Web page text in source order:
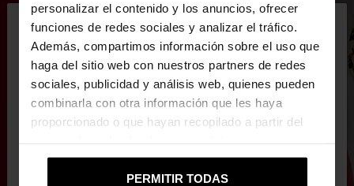
personalizar el contenido y los anuncios, ofrecer
funciones de redes sociales y analizar el tráfico.
Además, compartimos información sobre el uso que
haga del sitio web con nuestros partners de redes
sociales, publicidad y análisis web, quienes pueden
combinarla con otra información que les haya
proporcionado o que hayan recopilado a partir del
PERMITIR TODAS
hola
Estás accediendo a la web de España. ¿Quieres ir a
la web de United States?